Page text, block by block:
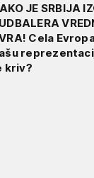
JE SRBIJA
Cela
kriv?